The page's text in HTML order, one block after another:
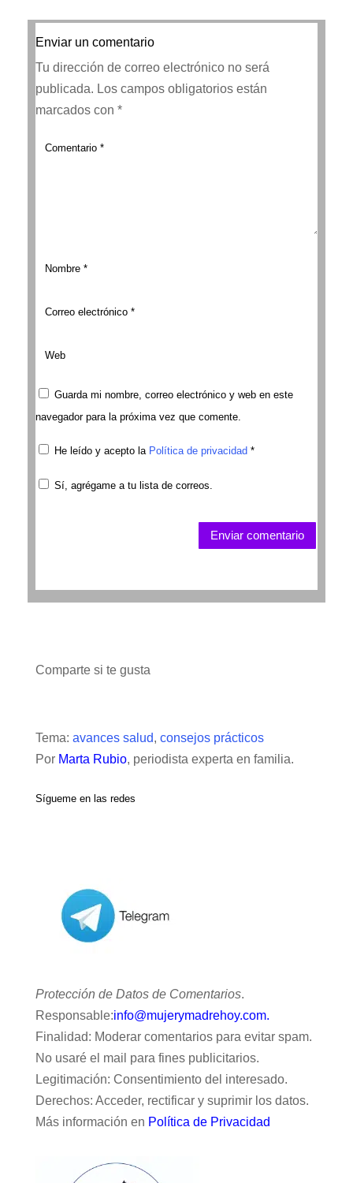
Enviar un comentario
Tu dirección de correo electrónico no será
publicada. Los campos obligatorios están
marcados con *
Guarda mi nombre, correo electrónico y web en este
navegador para la próxima vez que comente.
He leído y acepto la Política de privacidad *
Sí, agrégame a tu lista de correos.
Enviar comentario
Comparte si te gusta
Tema: avances salud, consejos prácticos
Por Marta Rubio, periodista experta en familia.
Sígueme en las redes
Protección de Datos de Comentarios.
Responsable:info@mujerymadrehoy.com.
Finalidad: Moderar comentarios para evitar spam.
No usaré el mail para fines publicitarios.
Legitimación: Consentimiento del interesado.
Derechos: Acceder, rectificar y suprimir los datos.
Más información en Política de Privacidad